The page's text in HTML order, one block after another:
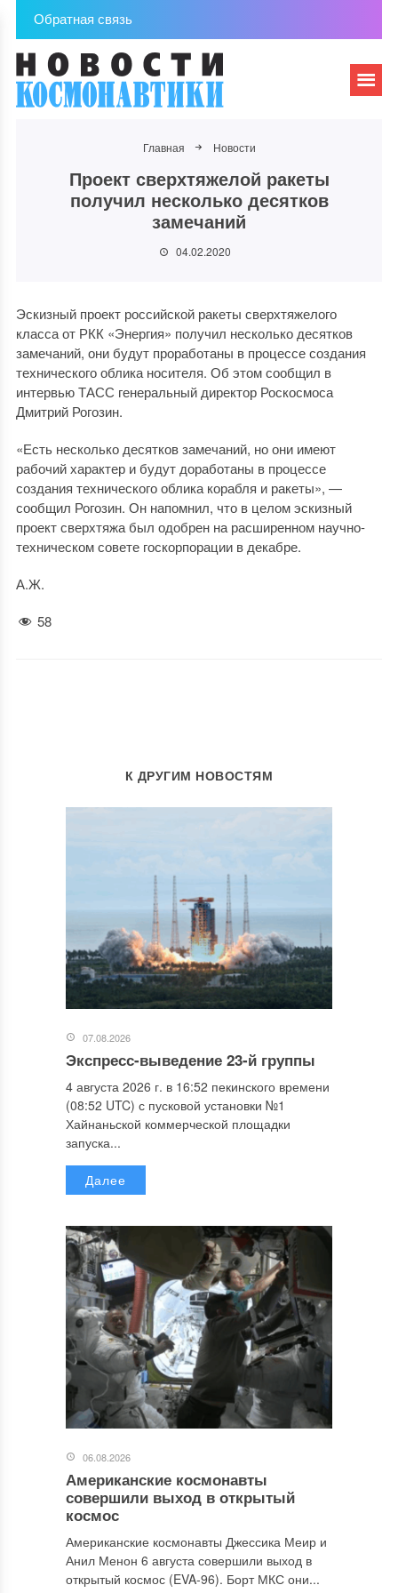
Обратная связь
Главная Новости
Проект сверхтяжелой ракеты
получил несколько десятков
замечаний
04.02.2020
Эскизный проект российской ракеты сверхтяжелого
класса от РКК «Энергия» получил несколько десятков
замечаний, они будут проработаны в процессе создания
технического облика носителя. Об этом сообщил в
интервью ТАСС генеральный директор Роскосмоса
Дмитрий Рогозин.
«Есть несколько десятков замечаний, но они имеют
рабочий характер и будут доработаны в процессе
создания технического облика корабля и ракеты», —
сообщил Рогозин. Он напомнил, что в целом эскизный
проект сверхтяжа был одобрен на расширенном научно-
техническом совете госкорпорации в декабре.
А.Ж.
58
К ДРУГИМ НОВОСТЯМ
07.08.2026
Экспресс-выведение 23-й группы
4 августа 2026 г. в 16:52 пекинского времени
(08:52 UTC) с пусковой установки №1
Хайнаньской коммерческой площадки
запуска...
Далее
06.08.2026
Американские космонавты
совершили выход в открытый
космос
Американские космонавты Джессика Меир и
Анил Менон 6 августа совершили выход в
открытый космос (EVA-96). Борт МКС они...